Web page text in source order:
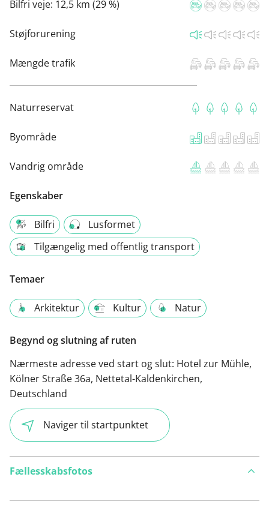
Bilfri veje: 12,5 km (29 %)
Støjforurening
Mængde trafik
Naturreservat
Byområde
Vandrig område
Egenskaber
Bilfri
Lusformet
Tilgængelig med offentlig transport
Temaer
Arkitektur Kultur Natur
Begynd og slutning af ruten
Nærmeste adresse ved start og slut: Hotel zur Mühle,
Kölner Straße 36a, Nettetal-Kaldenkirchen,
Deutschland
Naviger til startpunktet
Fællesskabsfotos